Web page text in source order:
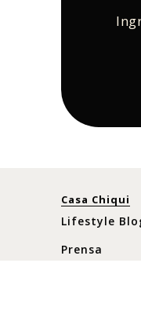
Casa Chiqui
Lifestyle
Prensa